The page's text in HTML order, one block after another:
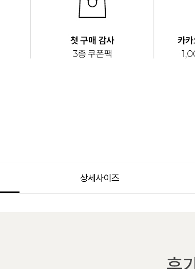
상세사이즈